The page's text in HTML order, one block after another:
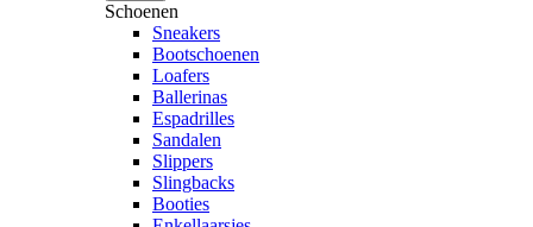
Schoenen
Sneakers
Bootschoenen
Loafers
Ballerinas
Espadrilles
Sandalen
Slippers
Slingbacks
Booties